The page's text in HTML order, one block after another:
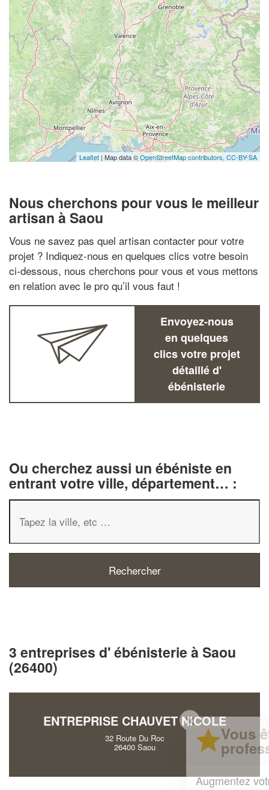
Leaflet | Map data ©OpenStreetMap contributors, CC-BY-SA
Nous cherchons pour vous le meilleur
artisan à Saou
Vous ne savez pas quel artisan contacter pour votre
projet ? Indiquez-nous en quelques clics votre besoin
ci-dessous, nous cherchons pour vous et vous mettons
en relation avec le pro qu’il vous faut !
Envoyez-nous
en quelques
clics votre projet
détaillé d'
ébénisterie
Ou cherchez aussi un ébéniste en
entrant votre ville, département… :
3 entreprises d' ébénisterie à Saou
(26400)
ENTREPRISE CHAUVET NICOLE
32 Route Du Roc
26400 Saou
✕
Vous êtes un
professionnel ?
Augmentez votrechiffre d'affaireset